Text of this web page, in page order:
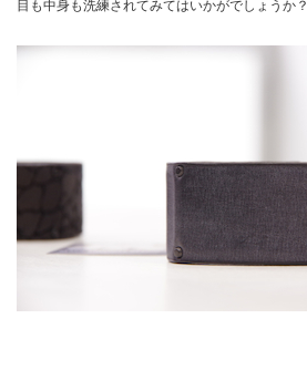
目も中身も洗練されてみてはいかがでしょうか？